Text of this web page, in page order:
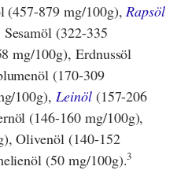
(457-879 mg/100g), Rapsöl
Sesamöl (322-335
mg/100g), Erdnussöl
(170-309
100g), Leinöl(157-206
(146-160 mg/100g),
Olivenöl (140-152
(50 mg/100g).3